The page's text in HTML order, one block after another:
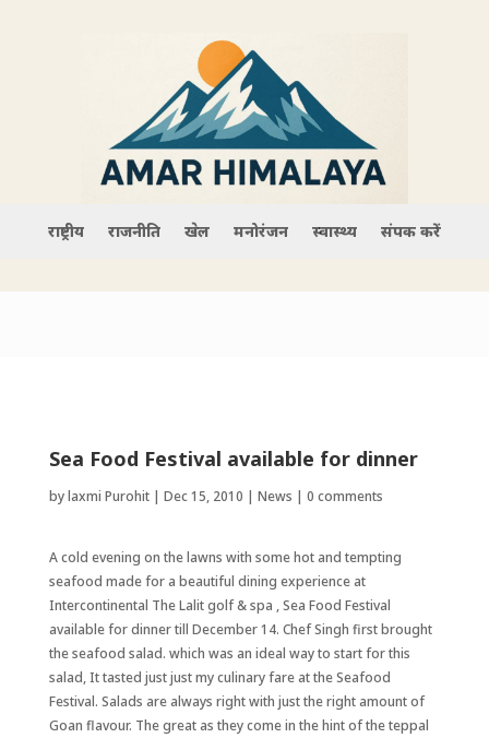
राष्ट्रीय राजनीति खेल मनोरंजन स्वास्थ्य संपर्क करें
Sea Food Festival available for dinner
bylaxmi Purohit| Dec 15, 2010 | News | 0 comments
A cold evening on the lawns with some hot and tempting
seafood made for a beautiful dining experience at
Intercontinental The Lalit golf & spa , Sea Food Festival
available for dinner till December 14. Chef Singh first brought
the seafood salad. which was an ideal way to start for this
salad, It tasted just just my culinary fare at the Seafood
Festival. Salads are always right with just the right amount of
Goan flavour. The great as they come in the hint of the teppal